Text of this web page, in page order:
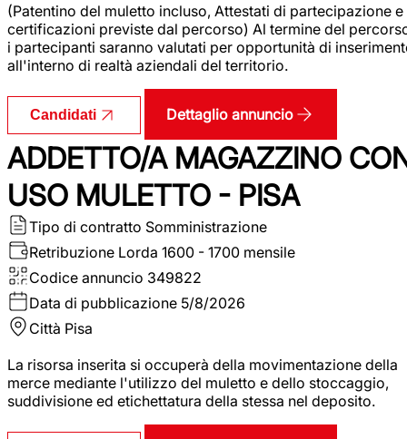
(Patentino del muletto incluso, Attestati di partecipazione e
certificazioni previste dal percorso) Al termine del
i partecipanti saranno valutati per opportunità di
all'interno di realtà aziendali del territorio.
Candidati Dettaglio annuncio
ADDETTO/A MAGAZZINO
USO MULETTO - PISA
Tipo di contratto Somministrazione
Retribuzione Lorda 1600 - 1700 mensile
Codice annuncio 349822
Data di pubblicazione 5/8/2026
Città Pisa
La risorsa inserita si occuperà della movimentazione della
merce mediante l'utilizzo del muletto e dello stoccaggio,
suddivisione ed etichettatura della stessa nel deposito.